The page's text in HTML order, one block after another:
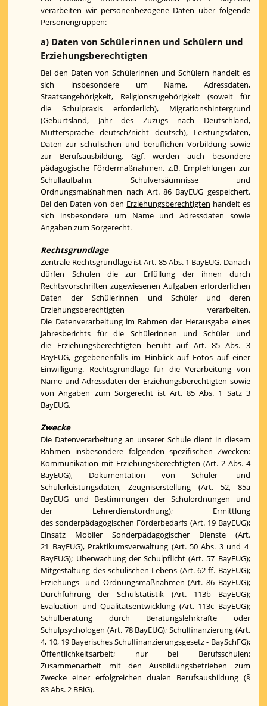
verarbeiten wir personenbezogene Daten über folgende
Personengruppen:
a) Daten von Schülerinnen und Schülern und
Erziehungsberechtigten
Bei den Daten von Schülerinnen und Schülern handelt es
sich insbesondere um Name, Adressdaten,
Staatsangehörigkeit, Religionszugehörigkeit (soweit für
die Schulpraxis erforderlich), Migrationshintergrund
(Geburtsland, Jahr des Zuzugs nach Deutschland,
Muttersprache deutsch/nicht deutsch), Leistungsdaten,
Daten zur schulischen und beruflichen Vorbildung sowie
zur Berufsausbildung. Ggf. werden auch besondere
pädagogische Fördermaßnahmen, z.B. Empfehlungen zur
Schullaufbahn, Schulversäumnisse und
Ordnungsmaßnahmen nach Art. 86 BayEUG gespeichert.
Bei den Daten von den Erziehungsberechtigten handelt es
sich insbesondere um Name und Adressdaten sowie
Angaben zum Sorgerecht.
Rechtsgrundlage
Zentrale Rechtsgrundlage ist Art. 85 Abs. 1 BayEUG. Danach
dürfen Schulen die zur Erfüllung der ihnen durch
Rechtsvorschriften zugewiesenen Aufgaben erforderlichen
Daten der Schülerinnen und Schüler und deren
Erziehungsberechtigten verarbeiten.
Die Datenverarbeitung im Rahmen der Herausgabe eines
Jahresberichts für die Schülerinnen und Schüler und
die Erziehungsberechtigten beruht auf Art. 85 Abs. 3
BayEUG, gegebenenfalls im Hinblick auf Fotos auf einer
Einwilligung. Rechtsgrundlage für die Verarbeitung von
Name und Adressdaten der Erziehungsberechtigten sowie
von Angaben zum Sorgerecht ist Art. 85 Abs. 1 Satz 3
BayEUG.
Zwecke
Die Datenverarbeitung an unserer Schule dient in diesem
Rahmen insbesondere folgenden spezifischen Zwecken:
Kommunikation mit Erziehungsberechtigten (Art. 2 Abs. 4
BayEUG), Dokumentation von Schüler- und
Schülerleistungsdaten, Zeugniserstellung (Art. 52, 85a
BayEUG und Bestimmungen der Schulordnungen und
der Lehrerdienstordnung); Ermittlung
des sonderpädagogischen Förderbedarfs (Art. 19 BayEUG);
Einsatz Mobiler Sonderpädagogischer Dienste (Art.
21 BayEUG), Praktikumsverwaltung (Art. 50 Abs. 3 und 4
BayEUG); Überwachung der Schulpflicht (Art. 57 BayEUG);
Mitgestaltung des schulischen Lebens (Art. 62 ff. BayEUG);
Erziehungs- und Ordnungsmaßnahmen (Art. 86 BayEUG);
Durchführung der Schulstatistik (Art. 113b BayEUG);
Evaluation und Qualitätsentwicklung (Art. 113c BayEUG);
Schulberatung durch Beratungslehrkräfte oder
Schulpsychologen (Art. 78 BayEUG); Schulfinanzierung (Art.
4, 10, 19 Bayerisches Schulfinanzierungsgesetz - BaySchFG);
Öffentlichkeitsarbeit; nur bei Berufsschulen:
Zusammenarbeit mit den Ausbildungsbetrieben zum
Zwecke einer erfolgreichen dualen Berufsausbildung (§
83 Abs. 2 BBiG).